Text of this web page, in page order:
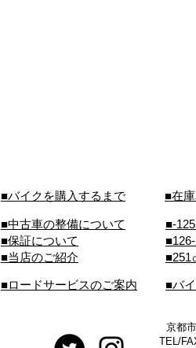
■バイクを購入するまで ■在
■中古車の整備について
■保証について
■当店のご紹介
■-
■251
■ロードサービスのご案内 ■バ
京都
TEL/